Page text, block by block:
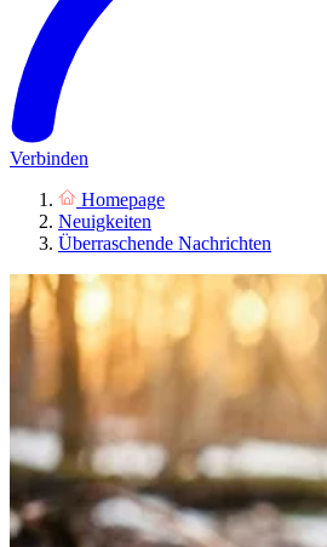
Verbinden
Homepage
Neuigkeiten
Überraschende Nachrichten